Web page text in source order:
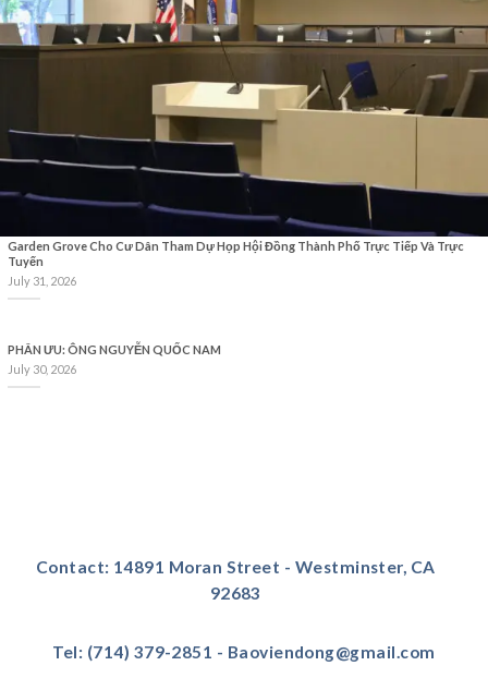
Garden Grove Cho Cư Dân Tham Dự Họp Hội Đồng Thành Phố Trực Tiếp Và Trực
Tuyến
July 31, 2026
PHÂN ƯU: ÔNG NGUYỄN QUỐC NAM
July 30, 2026
Contact: 14891 Moran Street - Westminster, CA
92683
Tel: (714) 379-2851 - Baoviendong@gmail.com